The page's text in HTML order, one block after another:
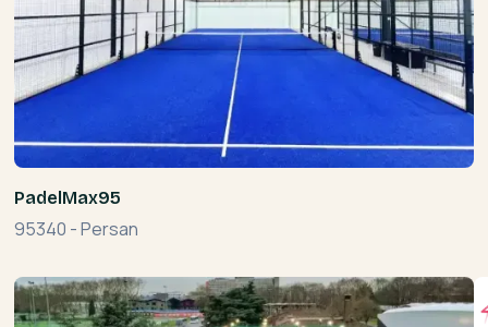
PadelMax95
95340 -Persan